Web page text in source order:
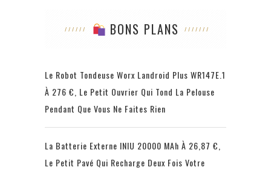
BONS PLANS
Le Robot Tondeuse Worx Landroid Plus WR147E.1
À 276 €, Le Petit Ouvrier Qui Tond La Pelouse
Pendant Que Vous Ne Faites Rien
La Batterie Externe INIU 20000 MAh À 26,87 €,
Le Petit Pavé Qui Recharge Deux Fois Votre